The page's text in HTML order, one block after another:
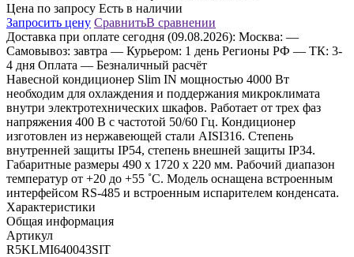
Цена по запросу Есть в наличии
Запросить цену СравнитьВ сравнении
Доставка при оплате сегодня (09.08.2026): Москва: —
Самовывоз: завтра — Курьером: 1 день Регионы РФ — ТК: 3-
4 дня Оплата — Безналичный расчёт
Навесной кондиционер Slim IN мощностью 4000 Вт
необходим для охлаждения и поддержания микроклимата
внутри электротехнических шкафов. Работает от трех фаз
напряжения 400 В с частотой 50/60 Гц. Кондиционер
изготовлен из нержавеющей стали AISI316. Степень
внутренней защиты IP54, степень внешней защиты IP34.
Габаритные размеры 490 х 1720 х 220 мм. Рабочий диапазон
температур от +20 до +55 ˚C. Модель оснащена встроенным
интерфейсом RS-485 и встроенным испарителем конденсата.
Характеристики
Общая информация
Артикул
R5KLMI640043SIT